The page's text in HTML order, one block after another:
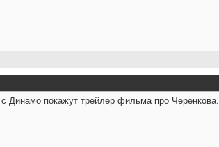
Динамо покажут трейлер фильма про Черенкова.